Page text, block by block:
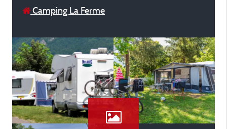
Camping La Ferme